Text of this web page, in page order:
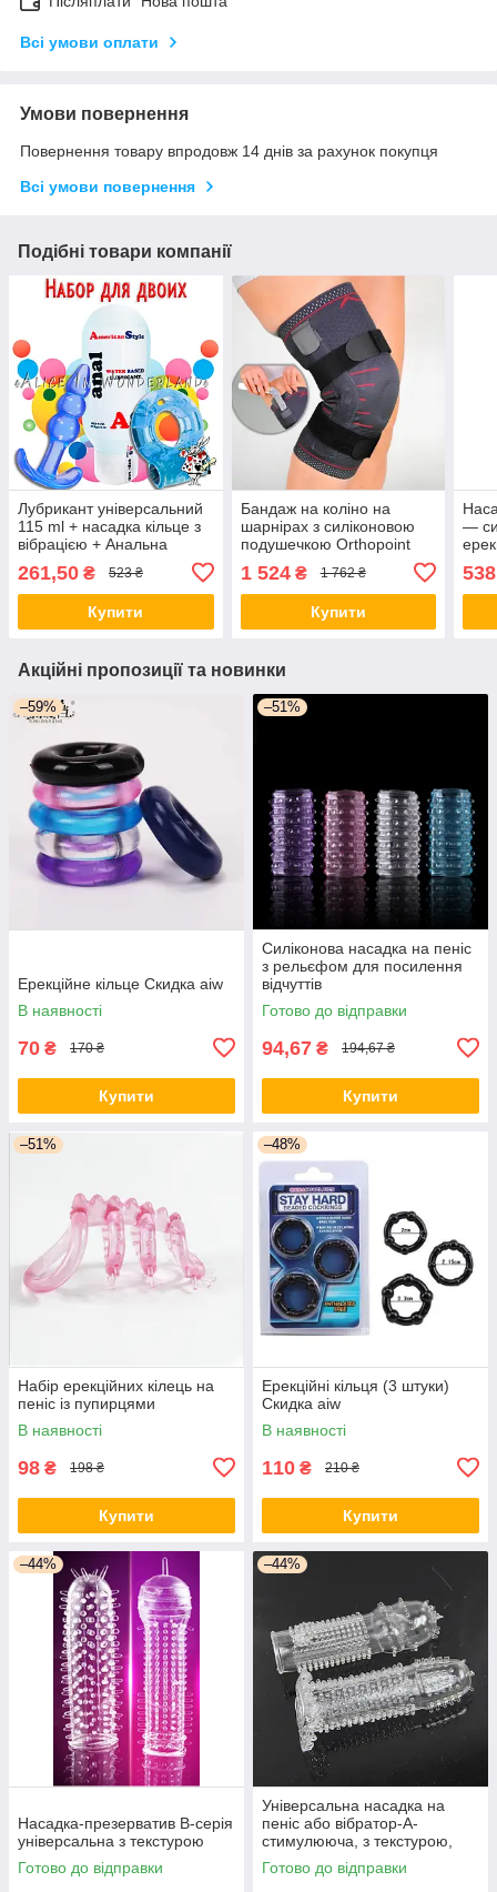
Всі умови оплати
Умови повернення
Повернення товару впродовж 14 днів за рахунок покупця
Всі умови повернення
Подібні товари компанії
Лубрикант універсальний
115 ml + насадка кільце з
вібрацією + Анальна
пробка силіконовий Люкс
качество
261,50 ₴ 523 ₴
Купити
Бандаж на коліно на
шарнірах з силіконовою
подушечкою Orthopoint
регульований Розмір M
Люкс качество!+
1 524₴ 1 762 ₴
Купити
—
Акційні пропозиції та новинки
–59%
Ерекційне кільце Скидка aiw
В наявності
70 ₴ 170 ₴
Купити
–51%
Силіконова насадка на пеніс
з рельєфом для посилення
відчуттів
Готово до відправки
94,67 ₴ 194,67 ₴
Купити
–51%
Набір ерекційних кілець на
пеніс із пупирцями
В наявності
98 ₴ 198 ₴
Купити
–48%
Ерекційні кільця (3 штуки)
Скидка aiw
В наявності
110 ₴ 210 ₴
Купити
–44%
Насадка-презерватив В-серія
універсальна з текстурою
Готово до відправки
–44%
Універсальна насадка на
пеніс або вібратор-А-
стимулююча, з текстурою,
посилення відчуттів
Готово до відправки